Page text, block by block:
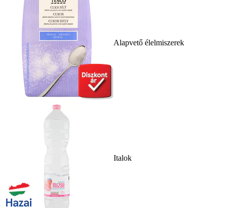
Alapvető élelmiszerek
Italok